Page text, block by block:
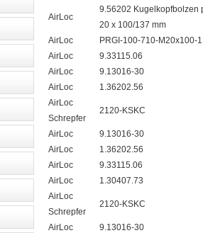
AirLoc
9.56202 Kugelkopfbolzen
20 x 100/137 mm
AirLoc
PRGI-100-710-M20x100-
AirLoc
9.33115.06
AirLoc
9.13016-30
AirLoc
1.36202.56
AirLoc
Schrepfer
2120-KSKC
AirLoc
9.13016-30
AirLoc
1.36202.56
AirLoc
9.33115.06
AirLoc
1.30407.73
AirLoc
Schrepfer
2120-KSKC
AirLoc
9.13016-30